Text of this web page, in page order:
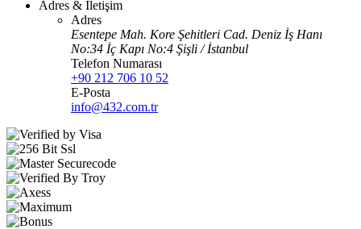
Adres & İletişim
Adres
Esentepe Mah. Kore Şehitleri Cad. Deniz İş Hanı
No:34 İç Kapı No:4 Şişli / İstanbul
Telefon Numarası
+90 212 706 10 52
E-Posta
info@432.com.tr